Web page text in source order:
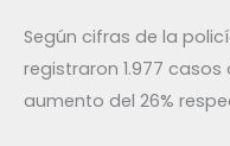
Según cifras de la
registraron 1.977
aumento del 26%